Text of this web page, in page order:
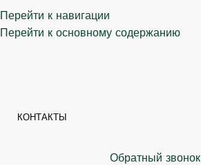
Перейти к навигации
Перейти к основному содержанию
КОНТАКТЫ
Обратный звонок